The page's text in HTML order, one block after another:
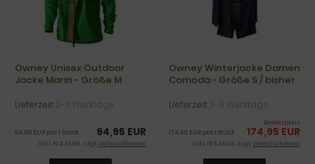
Owney Unisex Outdoor
Jacke Marin - Größe M
Lieferzeit: 3-6 Werktage
94,95 EUR
94,95 EUR pro 1 Stück
inkl. 19 % MwSt. zzgl.Versandkosten
Owney Winterjacke Damen
Comoda - Größe S / bisher
Lieferzeit: 3-6 Werktage
Sonderpreis
174,95 EUR
174,95 EUR pro 1 Stück
inkl. 19 % MwSt. zzgl.Versandkosten